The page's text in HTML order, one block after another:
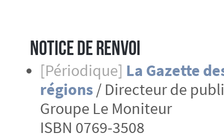
Notice de renvoi
[Périodique] La Gazette
régions/ Directeur de
Groupe Le Moniteur
ISBN 0769-3508